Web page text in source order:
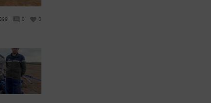
899 0 0